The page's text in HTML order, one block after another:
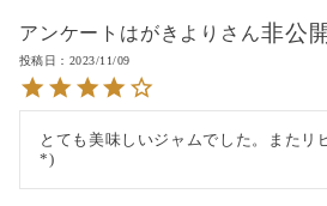
アンケートはがきより 非公開
投稿日 2023/11/09
とても美味しいジャムでした。またリ
*)